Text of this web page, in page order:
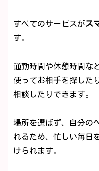
すべてのサービスがス
す。
通勤時間や休憩時間な
使ってお相手を探した
相談したりできます。
場所を選ばず、自分の
れるため、忙しい毎日
けられます。